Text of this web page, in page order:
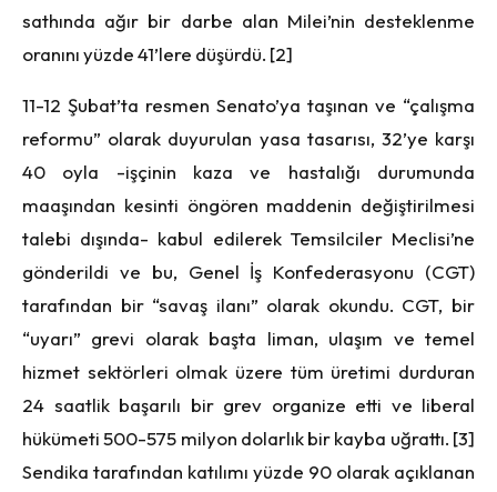
sathında ağır bir darbe alan Milei’nin desteklenme
oranını yüzde 41’lere düşürdü. [2]
11-12 Şubat’ta resmen Senato’ya taşınan ve “çalışma
reformu” olarak duyurulan yasa tasarısı, 32’ye karşı
40 oyla -işçinin kaza ve hastalığı durumunda
maaşından kesinti öngören maddenin değiştirilmesi
talebi dışında- kabul edilerek Temsilciler Meclisi’ne
gönderildi ve bu, Genel İş Konfederasyonu (CGT)
tarafından bir “savaş ilanı” olarak okundu. CGT, bir
“uyarı” grevi olarak başta liman, ulaşım ve temel
hizmet sektörleri olmak üzere tüm üretimi durduran
24 saatlik başarılı bir grev organize etti ve liberal
hükümeti 500-575 milyon dolarlık bir kayba uğrattı. [3]
Sendika tarafından katılımı yüzde 90 olarak açıklanan